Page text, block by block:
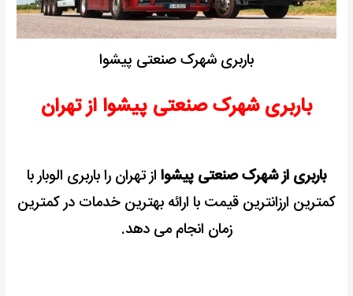
باربری شهرک صنعتی پیشوا
باربری شهرک صنعتی پیشوا از تهران
باربری از شهرک صنعتی پیشوا از تهران را باربری الوبار با
کمترین ارزانترین قیمت با ارائه بهترین خدمات در کمترین
زمان انجام می دهد.